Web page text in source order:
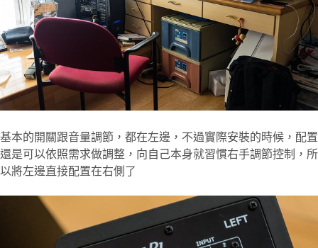
基本的開關跟音量調節，都在左邊，不過實際安裝的時候，配置
還是可以依照需求做調整，向自己本身就習慣右手調節控制，所
以將左邊直接配置在右側了